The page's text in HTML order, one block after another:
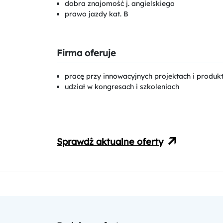
dobra znajomość j. angielskiego
prawo jazdy kat. B
Firma oferuje
pracę przy innowacyjnych projektach i
udział w kongresach i szkoleniach
Sprawdź aktualne oferty